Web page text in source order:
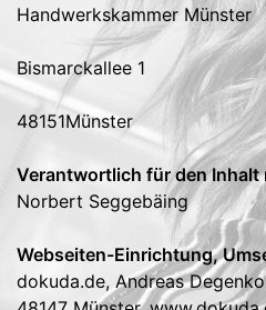
Handwerkskammer Münster
Bismarckallee 1
48151Münster
Verantwortlich für den Inhalt
Norbert Seggebäing
Webseiten-Einrichtung,
dokuda.de, Andreas